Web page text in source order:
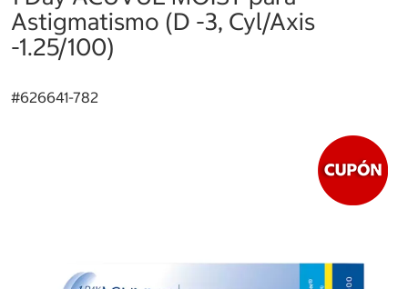
Astigmatismo (D -3, Cyl/Axis
-1.25/100)
#626641-782